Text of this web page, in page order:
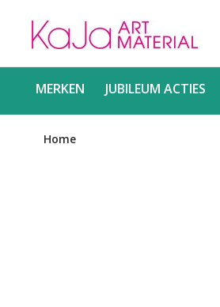
MERKEN JUBILEUM ACTIES
Home